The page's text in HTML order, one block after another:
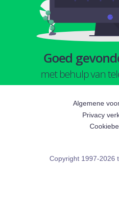
Goed
met behulp van
Algemene
Privacy
Copyright 1997-2026